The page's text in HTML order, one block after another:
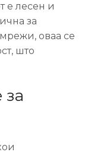
е лесен и
за
оваа се
што